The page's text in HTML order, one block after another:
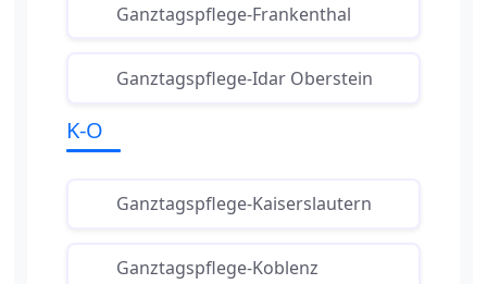
Ganztagspflege-Frankenthal
Ganztagspflege-Idar Oberstein
K-O
Ganztagspflege-Kaiserslautern
Ganztagspflege-Koblenz